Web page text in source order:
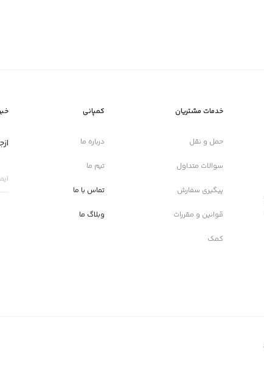
خدمات مشتریان
حمل و نقل
سوالات متداول
پیگیری سفارش
قوانین و مقررات
کمک
کمپانی
درباره ما
تیم ما
تماس با ما
وبلاگ ما